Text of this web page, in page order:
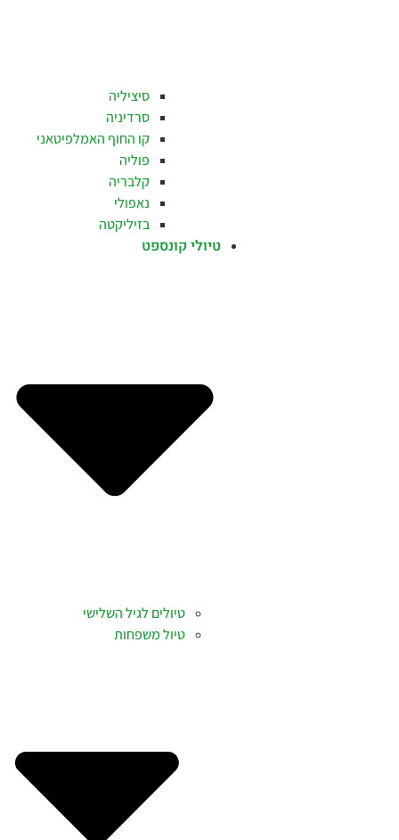
סיציליה
סרדיניה
קו החוף האמלפיטאני
פוליה
קלבריה
נאפולי
בזיליקטה
טיולי קונספט
טיולים לגיל השלישי
טיול משפחות